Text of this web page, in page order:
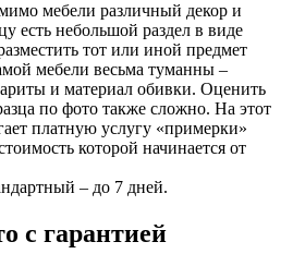
мебели различный декор и
есть небольшой раздел в виде
тот или иной предмет
мебели весьма туманны –
и материал обивки. Оценить
по фото также сложно. На этот
платную услугу «примерки»
которой начинается от
– до 7 дней.
с гарантией